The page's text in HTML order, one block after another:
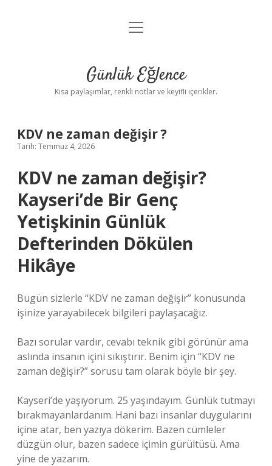
Anasayfa
Yasal Uyarı
menüyü
Günlük Eğlence
Kısa paylaşımlar, renkli notlar ve keyifli içerikler.
KDV ne zaman değişir ?
Tarih: Temmuz 4, 2026
KDV ne zaman değişir?
Kayseri’de Bir Genç
Yetişkinin Günlük
Defterinden Dökülen
Hikâye
Bugün sizlerle “KDV ne zaman değişir” konusunda
işinize yarayabilecek bilgileri paylaşacağız.
Bazı sorular vardır, cevabı teknik gibi görünür ama
aslında insanın içini sıkıştırır. Benim için “KDV ne
zaman değişir?” sorusu tam olarak böyle bir şey.
Kayseri’de yaşıyorum. 25 yaşındayım. Günlük tutmayı
bırakmayanlardanım. Hani bazı insanlar duygularını
içine atar, ben yazıya dökerim. Bazen cümleler
düzgün olur, bazen sadece içimin gürültüsü. Ama
yine de yazarım.